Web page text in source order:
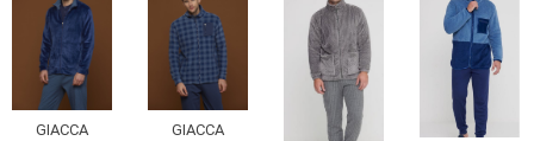
GIACCA
GIACCA